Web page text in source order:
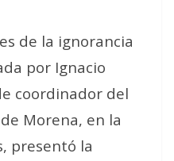
de la ignorancia
por Ignacio
coordinador del
Morena, en la
presentó la